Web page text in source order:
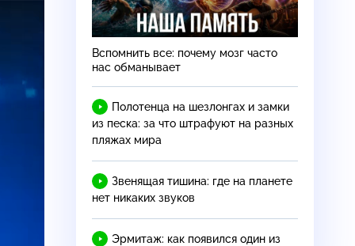
Вспомнить все: почему мозг часто
нас обманывает
Полотенца на шезлонгах и замки
из песка: за что штрафуют на разных
пляжах мира
Звенящая тишина: где на планете
нет никаких звуков
Эрмитаж: как появился один из